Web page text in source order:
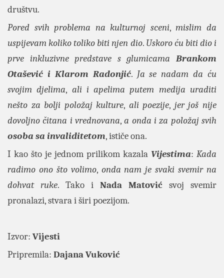
društvu.
Pored svih problema na kulturnoj sceni, mislim da
uspijevam koliko toliko biti njen dio. Uskoro ću biti dio i
prve inkluzivne predstave s glumicama Brankom
Otašević i Klarom Radonjić. Ja se nadam da ću
svojim djelima, ali i apelima putem medija uraditi
nešto za bolji položaj kulture, ali poezije, jer još nije
dovoljno čitana i vrednovana,a onda i za položaj svih
osoba sa invaliditetom, ističe ona.
I kao što je jednom prilikom kazala Vijestima: Kada
radimo ono što volimo, onda nam je svaki svemir na
dohvat ruke. Tako i Nada Matović svoj svemir
pronalazi, stvara i širi poezijom.
Izvor: Vijesti
Pripremila: Dajana Vuković